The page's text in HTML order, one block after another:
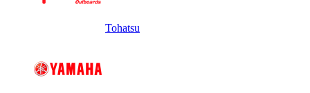
Tohatsu